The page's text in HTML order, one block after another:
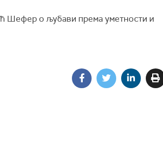
Шефер о љубави према уметности и